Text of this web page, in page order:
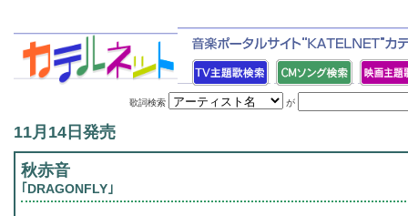
歌詞検索 が
11月14日発売
秋赤音
｢DRAGONFLY｣